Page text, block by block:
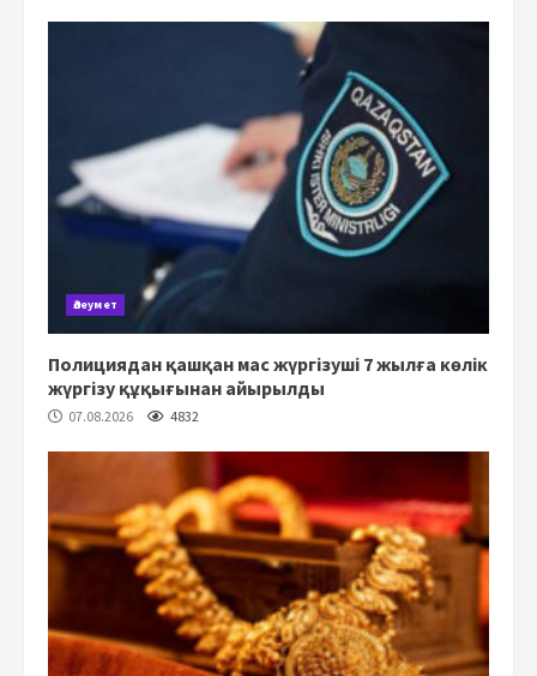
Әлеумет
Полициядан қашқан мас жүргізуші 7 жылға көлік
жүргізу құқығынан айырылды
07.08.2026 4832